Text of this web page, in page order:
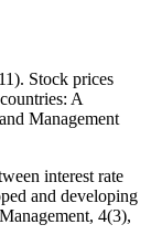
Stock prices
A
Management
interest rate
and developing
4(3),